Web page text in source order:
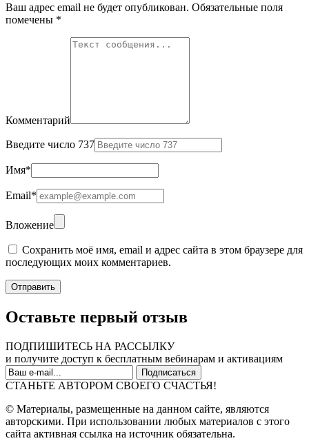
Ваш адрес email не будет опубликован. Обязательные поля
помечены *
Комментарий
Введите число 737
Имя*
Email*
Вложение
Сохранить моё имя, email и адрес сайта в этом браузере для
последующих моих комментариев.
Оставьте первый отзыв
ПОДПИШИТЕСЬ НА РАССЫЛКУ
и получите доступ к бесплатным вебинарам и активациям
СТАНЬТЕ АВТОРОМ СВОЕГО СЧАСТЬЯ!
© Материалы, размещенные на данном сайте, являются
авторскими. При использовании любых материалов с этого
сайта активная ссылка на источник обязательна.